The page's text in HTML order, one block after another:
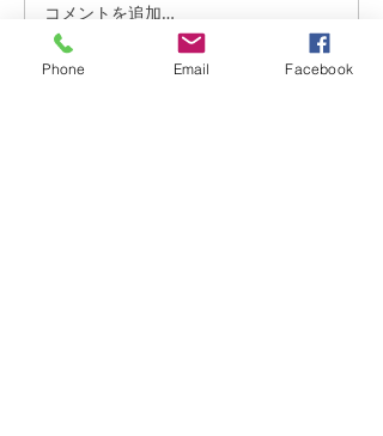
コメントを追加…
Phone Email Facebook